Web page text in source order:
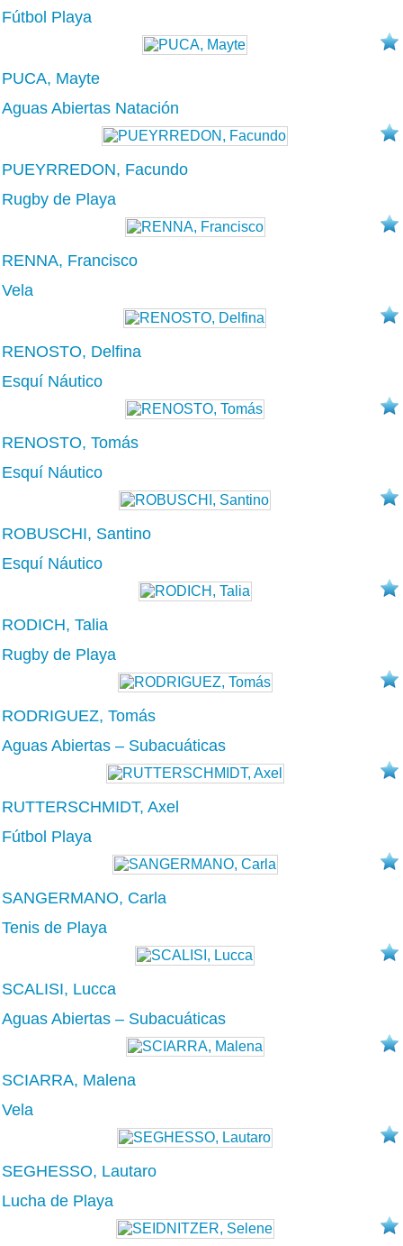
Fútbol Playa
PUCA, Mayte
Aguas Abiertas Natación
PUEYRREDON, Facundo
Rugby de Playa
RENNA, Francisco
Vela
RENOSTO, Delfina
Esquí Náutico
RENOSTO, Tomás
Esquí Náutico
ROBUSCHI, Santino
Esquí Náutico
RODICH, Talia
Rugby de Playa
RODRIGUEZ, Tomás
Aguas Abiertas – Subacuáticas
RUTTERSCHMIDT, Axel
Fútbol Playa
SANGERMANO, Carla
Tenis de Playa
SCALISI, Lucca
Aguas Abiertas – Subacuáticas
SCIARRA, Malena
Vela
SEGHESSO, Lautaro
Lucha de Playa